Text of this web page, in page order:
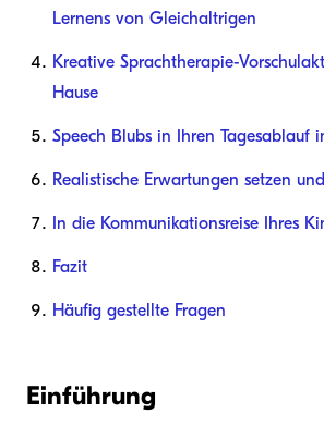
Lernens von Gleichaltrigen
Kreative Sprachtherapie-
Hause
Speech Blubs in Ihren Tagesablauf
Realistische Erwartungen setzen
In die Kommunikationsreise Ihres
Fazit
Häufig gestellte Fragen
Einführung